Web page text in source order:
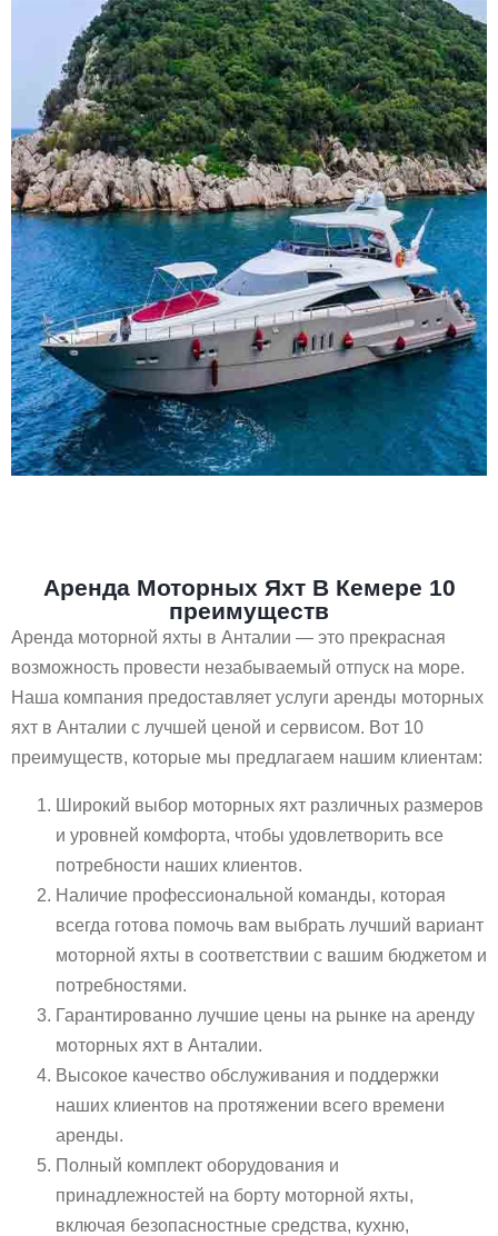
Аренда Моторных Яхт В Кемере 10
преимуществ
Аренда моторной яхты в Анталии — это прекрасная
возможность провести незабываемый отпуск на море.
Наша компания предоставляет услуги аренды моторных
яхт в Анталии с лучшей ценой и сервисом. Вот 10
преимуществ, которые мы предлагаем нашим клиентам:
Широкий выбор моторных яхт различных размеров
и уровней комфорта, чтобы удовлетворить все
потребности наших клиентов.
Наличие профессиональной команды, которая
всегда готова помочь вам выбрать лучший вариант
моторной яхты в соответствии с вашим бюджетом и
потребностями.
Гарантированно лучшие цены на рынке на аренду
моторных яхт в Анталии.
Высокое качество обслуживания и поддержки
наших клиентов на протяжении всего времени
аренды.
Полный комплект оборудования и
принадлежностей на борту моторной яхты,
включая безопасностные средства, кухню,